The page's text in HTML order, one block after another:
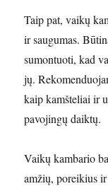
Taip pat, vaikų
ir saugumas.
sumontuoti, kad
jų.
kaip kamšteliai ir
pavojingų daiktų.
Vaikų kambario
amžių, poreikius